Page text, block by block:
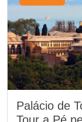
Palácio de